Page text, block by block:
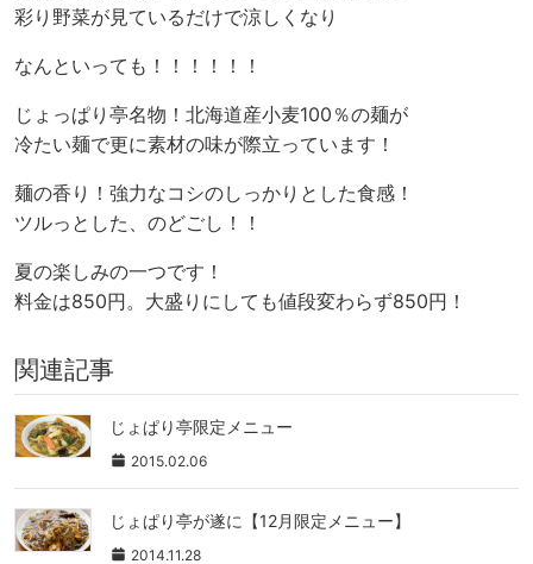
彩り野菜が見ているだけで涼しくなり
なんといっても！！！！！！
じょっぱり亭名物！北海道産小麦100％の麺が
冷たい麺で更に素材の味が際立っています！
麺の香り！強力なコシのしっかりとした食感！
ツルっとした、のどごし！！
夏の楽しみの一つです！
料金は850円。大盛りにしても値段変わらず850円！
関連記事
じょぱり亭限定メニュー
2015.02.06
じょぱり亭が遂に【12月限定メニュー】
2014.11.28